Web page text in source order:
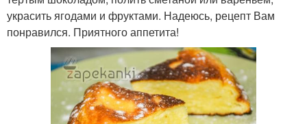
украсить ягодами и фруктами. Надеюсь, рецепт Вам
понравился. Приятного аппетита!